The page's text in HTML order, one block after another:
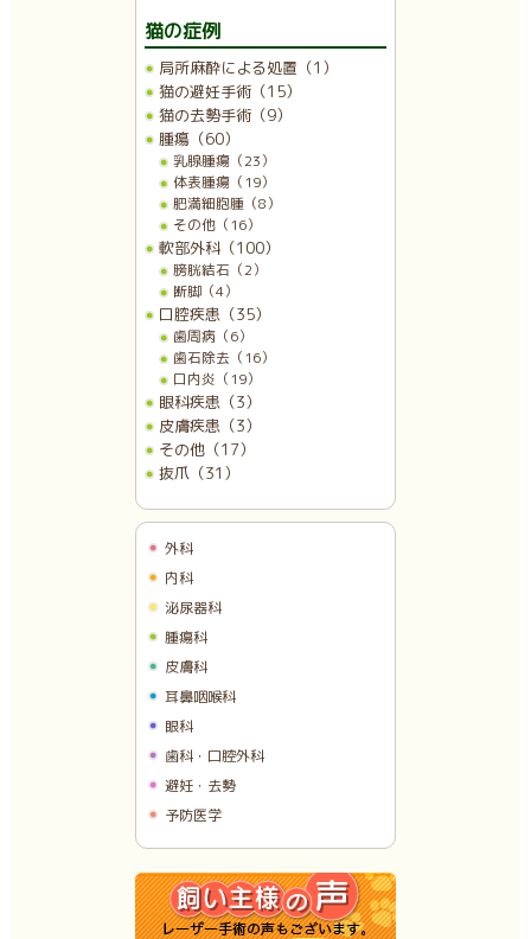
猫の症例
局所麻酔による処置（1）
猫の避妊手術（15）
猫の去勢手術（9）
腫瘍（60）
乳腺腫瘍（23）
体表腫瘍（19）
肥満細胞腫（8）
その他（16）
軟部外科（100）
膀胱結石（2）
断脚（4）
口腔疾患（35）
歯周病（6）
歯石除去（16）
口内炎（19）
眼科疾患（3）
皮膚疾患（3）
その他（17）
抜爪（31）
外科
内科
泌尿器科
腫瘍科
皮膚科
耳鼻咽喉科
眼科
歯科・口腔外科
避妊・去勢
予防医学